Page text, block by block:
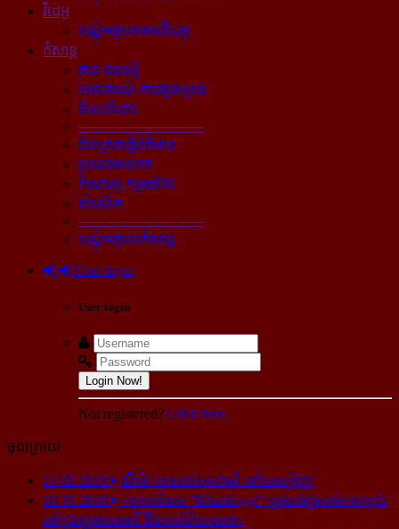
វីដេអូ
បណ្ដុំអត្ថបទមានវីដេអូ
កំសាន្ដ
តារា ជនល្បី
ទេសចរណ៍ ការផ្សងព្រេង
ពីនេះពីនោះ
----------------------------
ជ័យគ្រតធ្វើព័ត៌មាន
ប្រលោមលោក
កំណាព្យ កម្រងកែវ
សំណើច
----------------------------
បណ្ដុំអត្ថបទកំសាន្ដ
User login
User login
Login Now!
Not registered? Click here.
ចុងក្រោយ
11-02-2018
ណីម៉ា អាច​ជាប់​គុក​៦ឆ្នាំ នៅ​អេស្ប៉ាញ!
10-31-2018
«អ្នក​កាសែត "Khashoggi" ត្រូវ​បាន​ច្របាច់ក​សម្លាប់​
នៅ​ក្នុង​ស្ថាន​ភារធារី និង​កាត់​បំបែក​សព»